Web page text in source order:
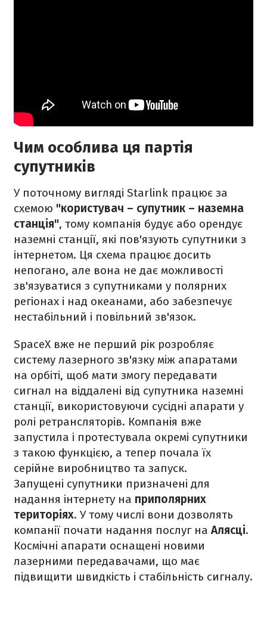
Чим особлива ця партія
супутників
У поточному вигляді Starlink працює за
схемою "користувач – супутник – наземна
станція", тому компанія будує або орендує
наземні станції, які пов'язують супутники з
інтернетом. Ця схема працює досить
непогано, але вона не дає можливості
зв'язуватися з супутниками у полярних
регіонах і над океанами, або забезпечує
нестабільний і повільний зв'язок.
SpaceX вже не перший рік розробляє
систему лазерного зв'язку між апаратами
на орбіті, щоб мати змогу передавати
сигнал на віддалені від супутника наземні
станції, використовуючи сусідні апарати у
ролі ретрансляторів. Компанія вже
запустила і протестувала окремі супутники
з такою функцією, а тепер почала їх
серійне виробництво та запуск.
Запущені супутники призначені для
надання інтернету на приполярних
територіях. У тому числі вони дозволять
компанії почати надання послуг на Алясці.
Космічні апарати оснащені новими
лазерними передавачами, що має
підвищити швидкість і стабільність сигналу.